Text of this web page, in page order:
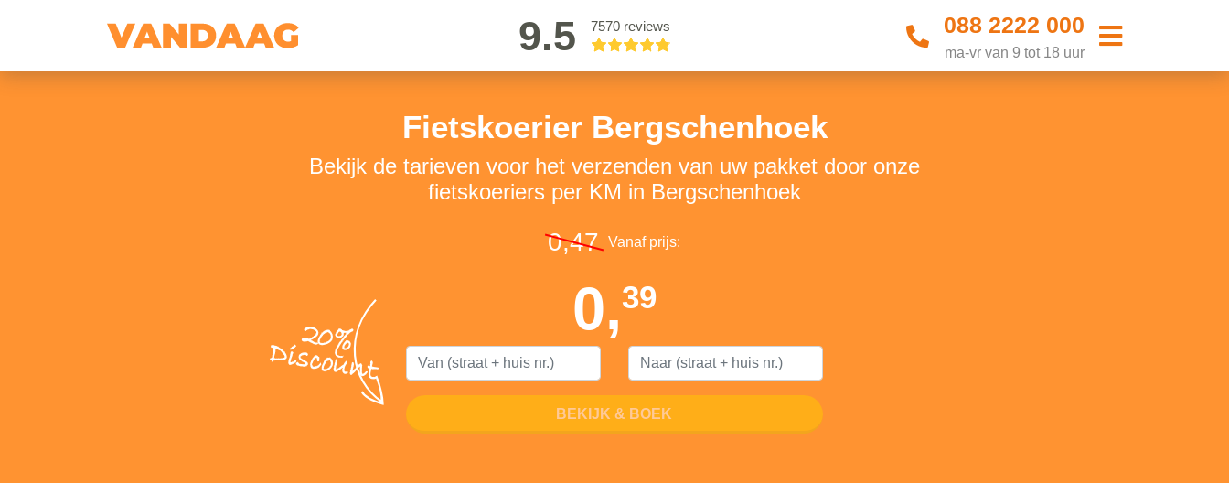
9.5 7570 reviews 088 2222 000
ma-vr van 9 tot 18 uur
Fietskoerier Bergschenhoek
Bekijk de tarieven voor het verzenden van uw pakket door onze
fietskoeriers per KM in Bergschenhoek
20%
Discount
0,47 Vanaf prijs:
0,39
BEKIJK & BOEK